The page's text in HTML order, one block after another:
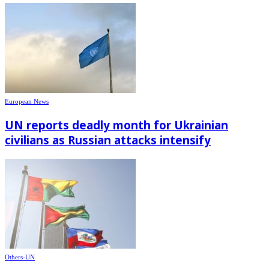
European News
UN reports deadly month for Ukrainian
civilians as Russian attacks intensify
Others-UN